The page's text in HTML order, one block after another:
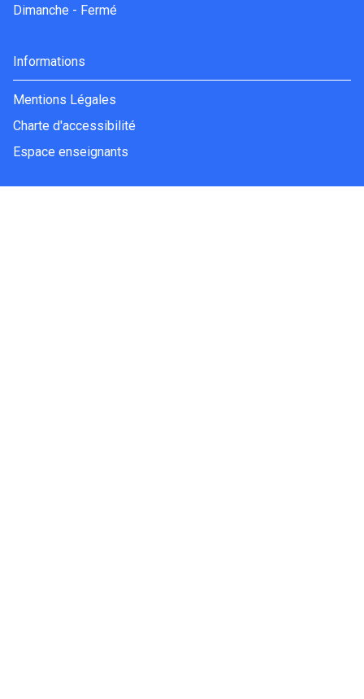
Dimanche - Fermé
Informations
Mentions Légales
Charte d'accessibilité
Espace enseignants